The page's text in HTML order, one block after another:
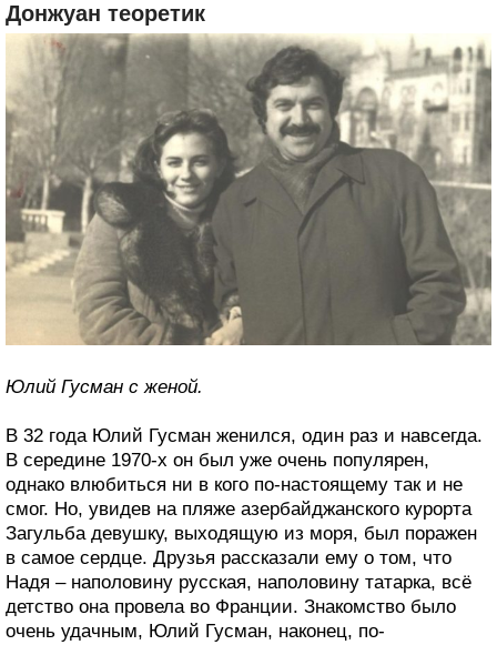
Донжуан теоретик
Юлий Гусман с женой.
В 32 года Юлий Гусман женился, один раз и навсегда.
В середине 1970-х он был уже очень популярен,
однако влюбиться ни в кого по-настоящему так и не
смог. Но, увидев на пляже азербайджанского курорта
Загульба девушку, выходящую из моря, был поражен
в самое сердце. Друзья рассказали ему о том, что
Надя – наполовину русская, наполовину татарка, всё
детство она провела во Франции. Знакомство было
очень удачным, Юлий Гусман, наконец, по-